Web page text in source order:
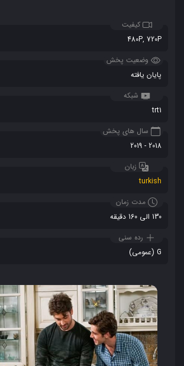
کیفیت
480P, 720P
وضعیت پخش
پایان یافته
شبکه
trt1
سال های پخش
2018 - 2019
زبان
turkish
مدت زمان
130 الی 160 دقیقه
رده سنی
G (عمومی)